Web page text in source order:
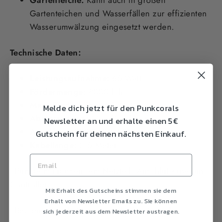
Gartenteichen und Wasserfällen zur effizienten
Wasserumwälzung eingesetzt werden.
Technische Daten:
Max. Förderhöhe:4,5 Meter
Abmessungen:22 x 12 x 15 cm
Anschluss:220-240V, 50Hz
- Pumpe mit passendem Netzteil, Anschlußkabel und
- Bedienungsanleitung in englischer Sprache
Melde dich jetzt für den Punkcorals
Newsletter an und erhalte einen 5€
Gutschein für deinen nächsten Einkauf.
Mit Erhalt des Gutscheins stimmen sie dem
Erhalt von Newsletter Emails zu. Sie können
sich jederzeit aus dem Newsletter austragen.